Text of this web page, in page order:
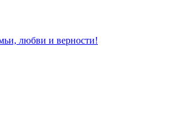
любви и верности!